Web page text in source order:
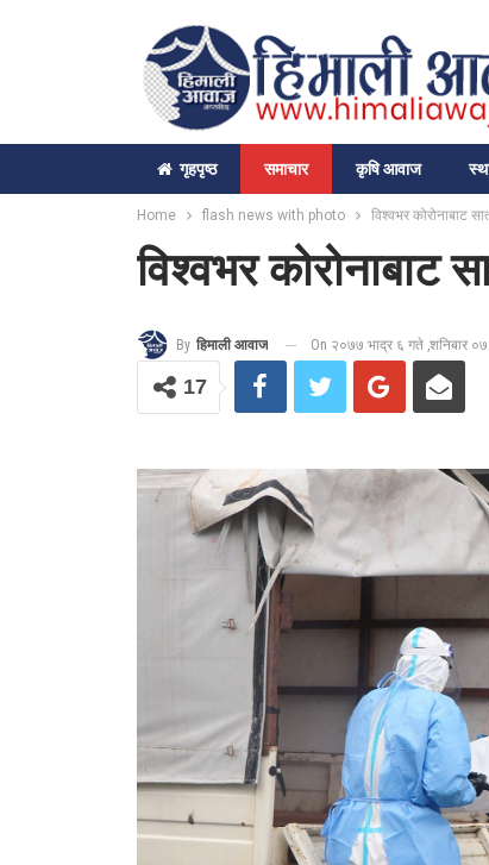
गृहपृष्‍ठ समाचार कृषि आवाज
Home flash news with photo विश्वभर कोरोनाबाट
विश्वभर कोरोनाबाट
By हिमाली आवाज On २०७७ भाद्र ६ गते ,शनिबार
17